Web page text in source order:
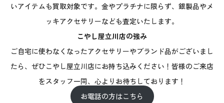
いアイテムも買取対象です。金やプラチナに限らず、銀製品やメ
ッキアクセサリーなども査定いたします。
こやし屋立川店の強み
ご自宅に使わなくなったアクセサリーやブランド品がございまし
たら、ぜひこやし屋立川店にお持ち込みください！皆様のご来店
をスタッフ一同、心よりお待ちしております！
お電話の方はこちら